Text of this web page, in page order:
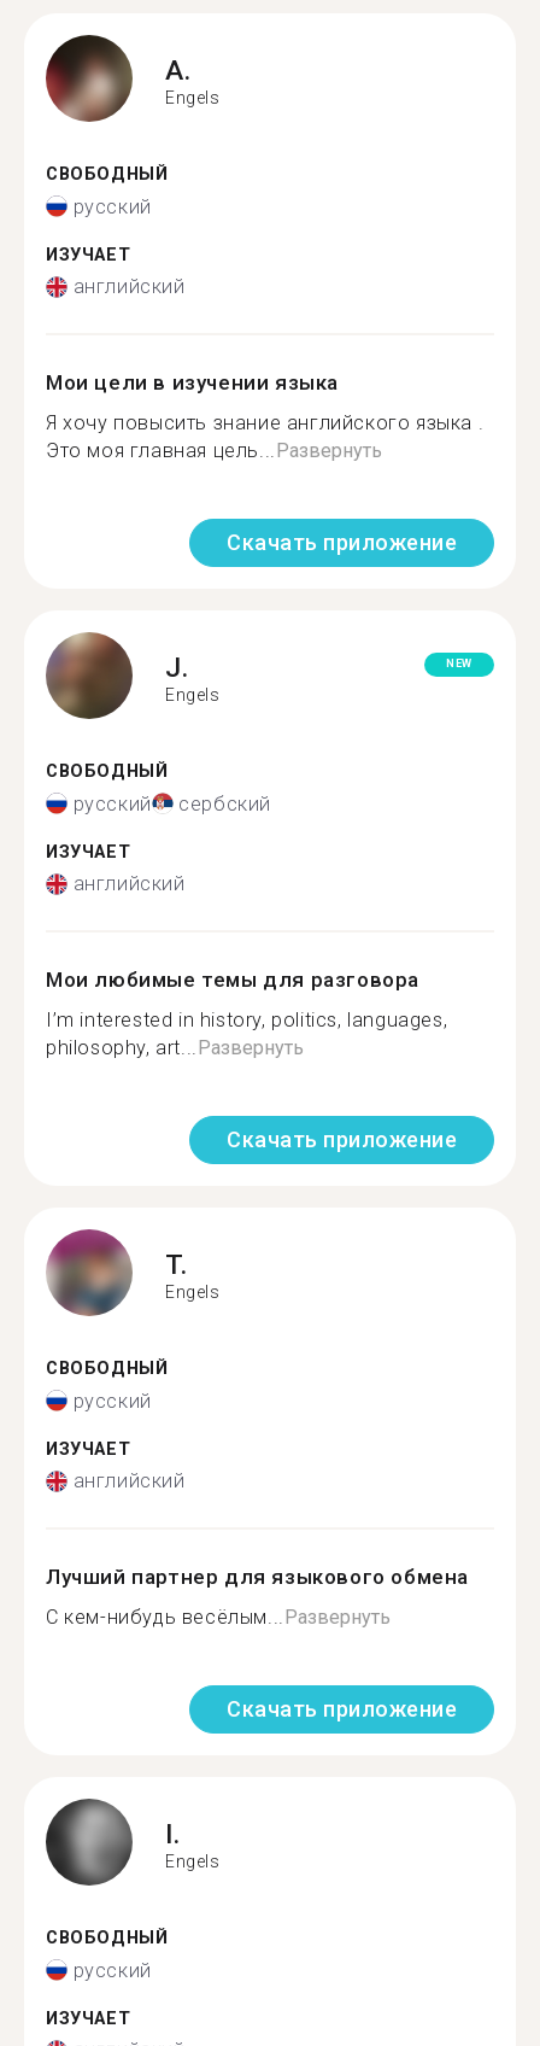
A.
Engels
СВОБОДНЫЙ
русский
ИЗУЧАЕТ
английский
Мои цели в изучении языка
Я хочу повысить знание английского языка .
Это моя главная цель...Развернуть
Скачать приложение
J.
Engels
NEW
СВОБОДНЫЙ
русский сербский
ИЗУЧАЕТ
английский
Мои любимые темы для разговора
I’m interested in history, politics, languages,
philosophy, art...Развернуть
Скачать приложение
T.
Engels
СВОБОДНЫЙ
русский
ИЗУЧАЕТ
английский
Лучший партнер для языкового обмена
С кем-нибудь весёлым...Развернуть
Скачать приложение
I.
Engels
СВОБОДНЫЙ
русский
ИЗУЧАЕТ